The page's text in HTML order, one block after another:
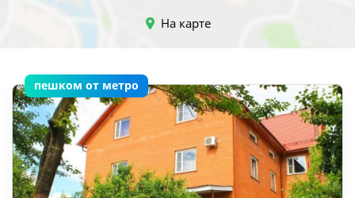
На карте
пешком от метро